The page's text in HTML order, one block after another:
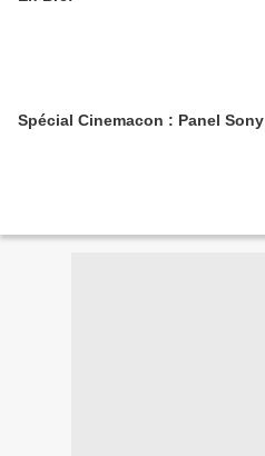
Spécial Cinemacon : Panel Sony